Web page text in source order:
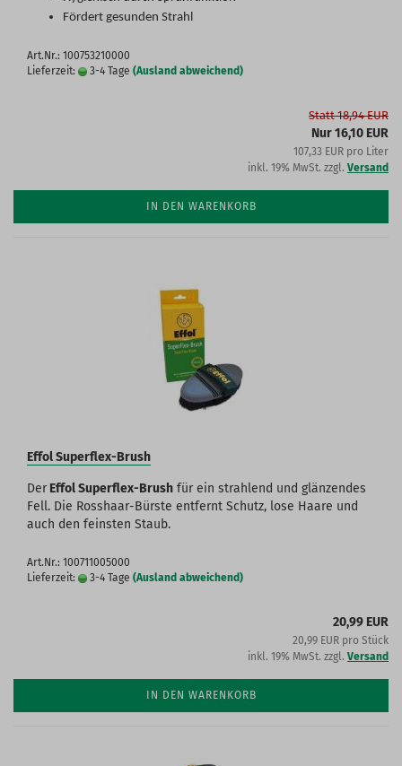
Fördert gesunden Strahl
Art.Nr.: 100753210000
Lieferzeit:
3-4 Tage (Ausland abweichend)
Statt 18,94 EUR
Nur 16,10 EUR
107,33 EUR pro Liter
inkl. 19% MwSt. zzgl. Versand
IN DEN WARENKORB
Effol Superflex-Brush
DerEffol Superflex-Brush für ein strahlend und glänzendes
Fell. Die Rosshaar-Bürste entfernt Schutz, lose Haare und
auch den feinsten Staub.
Art.Nr.: 100711005000
Lieferzeit:
3-4 Tage (Ausland abweichend)
20,99 EUR
20,99 EUR pro Stück
inkl. 19% MwSt. zzgl. Versand
IN DEN WARENKORB